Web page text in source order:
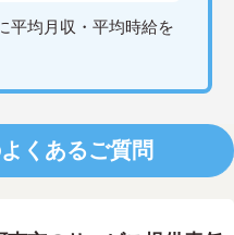
平均月収・平均時給を
くあるご質問